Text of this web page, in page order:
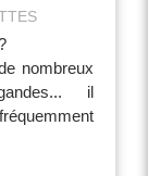
nombreux
il